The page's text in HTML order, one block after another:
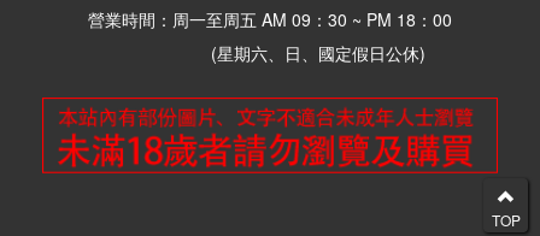
營業時間：周一至周五 AM 09：30 ~ PM 18：00
(星期六、日、國定假日公休)
TOP